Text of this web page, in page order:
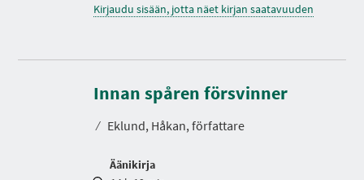
Kirjaudu sisään, jotta näet kirjan saatavuuden
Innan spåren försvinner
⁄ Eklund, Håkan, författare
Äänikirja
K
s
t